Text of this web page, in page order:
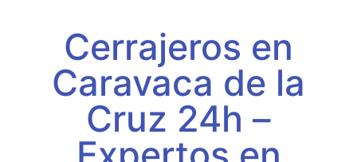
Cerrajeros en
Caravaca de la
Cruz 24h –